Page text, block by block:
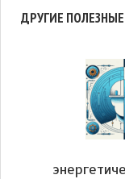
ДРУГИЕ